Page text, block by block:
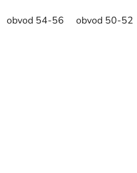
obvod 54-56 obvod 50-52